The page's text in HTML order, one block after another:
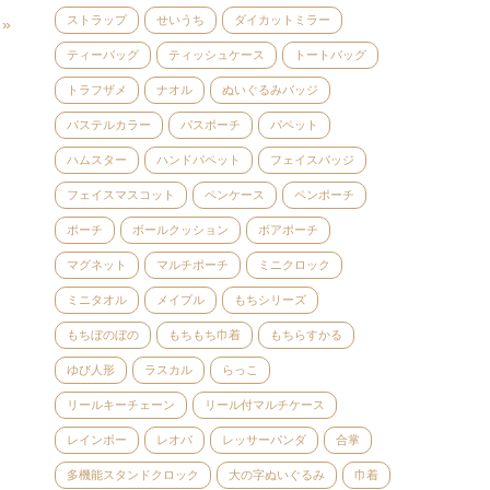
ストラップ せいうち ダイカットミラー
ティーバッグ ティッシュケース トートバッグ
トラフザメ ナオル ぬいぐるみバッジ
パステルカラー パスポーチ パペット
ハムスター ハンドパペット フェイスバッジ
フェイスマスコット ペンケース ペンポーチ
ポーチ ボールクッション ボアポーチ
マグネット マルチポーチ ミニクロック
ミニタオル メイプル もちシリーズ
もちぼのぼの もちもち巾着 もちらすかる
ゆび人形 ラスカル らっこ
リールキーチェーン リール付マルチケース
レインボー レオパ レッサーパンダ 合掌
多機能スタンドクロック 大の字ぬいぐるみ 巾着